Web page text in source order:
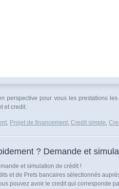
perspective pour vous les prestations
et credit.
, Projet de financement, Credit simple,
? Demande et
et simulation de crédit !
et de Prets bancaires sélectionnés
pouvez avoir le credit qui corresponde